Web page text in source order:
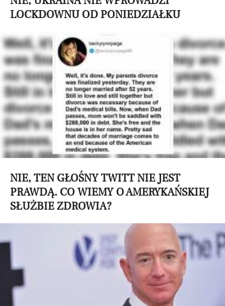
LOCKDOWNU OD PONIEDZIAŁKU
NIE, TEN GŁOŚNY TWITT NIE JEST
PRAWDĄ. CO WIEMY O AMERYKAŃSKIEJ
SŁUŻBIE ZDROWIA?